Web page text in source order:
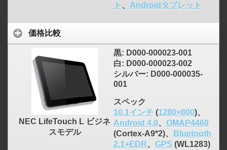
ト 、 Androidタブレット
価格比較
NEC LifeTouch L ビジネ
スモデル
黒: D000-000023-001
白: D000-000023-002
シルバー: D000-000035-
001
スペック
10.1インチ(1280×800)、
Android 4.0、 OMAP4460
(Cortex-A9*2)、
Bluetooth
2.1+EDR、 GPS (WL1283)